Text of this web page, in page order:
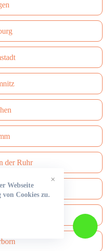
der Ruhr
×
Webseite
Cookies zu.